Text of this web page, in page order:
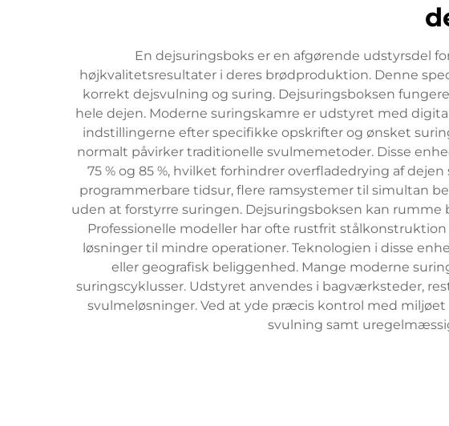
En dejsuringsboks er en afgørende udstyrsdel
højkvalitetsresultater i deres brødproduktion. Denne
korrekt dejsvulning og suring. Dejsuringsboksen
hele dejen. Moderne suringskamre er udstyret med
indstillingerne efter specifikke opskrifter og ønsket
normalt påvirker traditionelle svulmemetoder. Disse
75 % og 85 %, hvilket forhindrer overfladedrying af
programmerbare tidsur, flere ramsystemer til simultan
uden at forstyrre suringen. Dejsuringsboksen kan
Professionelle modeller har ofte rustfrit
løsninger til mindre operationer. Teknologien i disse
eller geografisk beliggenhed. Mange moderne
suringscyklusser. Udstyret anvendes i bagværksteder,
svulmeløsninger. Ved at yde præcis kontrol med
svulning samt